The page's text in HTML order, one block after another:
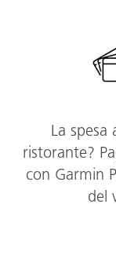
La spesa
ristorante?
con Garmin
del